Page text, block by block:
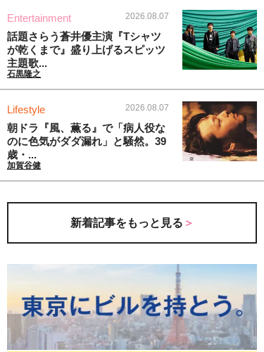
Entertainment 2026.08.07
話題さらう蒼井優主演『Tシャツ
が乾くまで』盛り上げるスピッツ
主題歌...
石黒隆之
Lifestyle 2026.08.07
朝ドラ『風、薫る』で「病人役な
のに色気がダダ漏れ」と騒然。39
歳・...
加賀谷健
新着記事をもっと見る